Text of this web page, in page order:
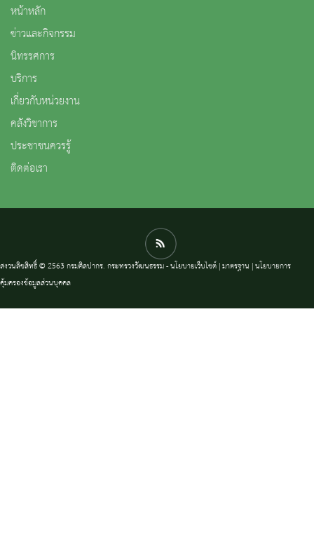
หน้าหลัก
ข่าวและกิจกรรม
นิทรรศการ
บริการ
เกี่ยวกับหน่วยงาน
คลังวิชาการ
ประชาชนควรรู้
ติดต่อเรา
สงวนลิขสิทธิ์ © 2563 กรมศิลปากร. กระทรวงวัฒนธรรม -นโยบายเว็บไซต์|มาตรฐาน |นโยบายการ
คุ้มครองข้อมูลส่วนบุคคล